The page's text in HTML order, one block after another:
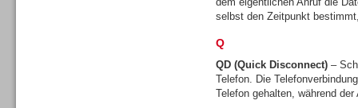
selbst den Zeitpunkt
Q
QD (Quick Disconnect) –
Telefon. Die
Telefon gehalten, während